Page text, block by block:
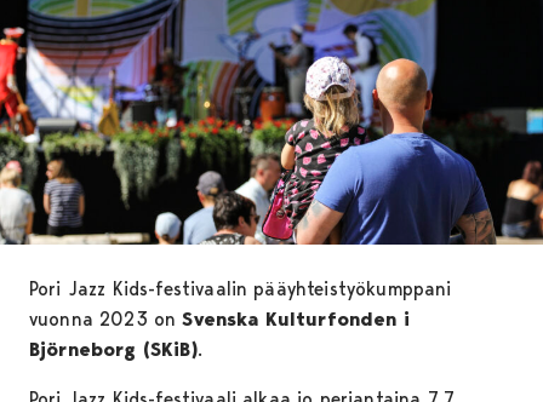
Pori Jazz Kids-festivaalin pääyhteistyökumppani
vuonna 2023 onSvenska Kulturfonden i
Björneborg (SKiB).